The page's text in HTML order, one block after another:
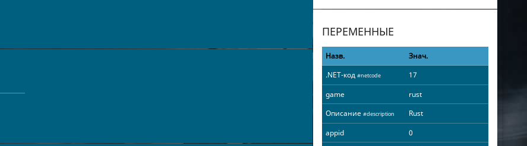
ПЕРЕМЕННЫЕ
Назв.
Знач.
.NET-код #netcode
17
game
rust
Описание #description
Rust
appid
0